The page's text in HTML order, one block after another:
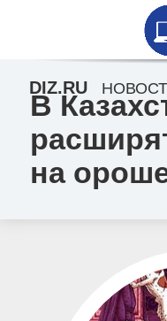
В
на
DIZ.RU